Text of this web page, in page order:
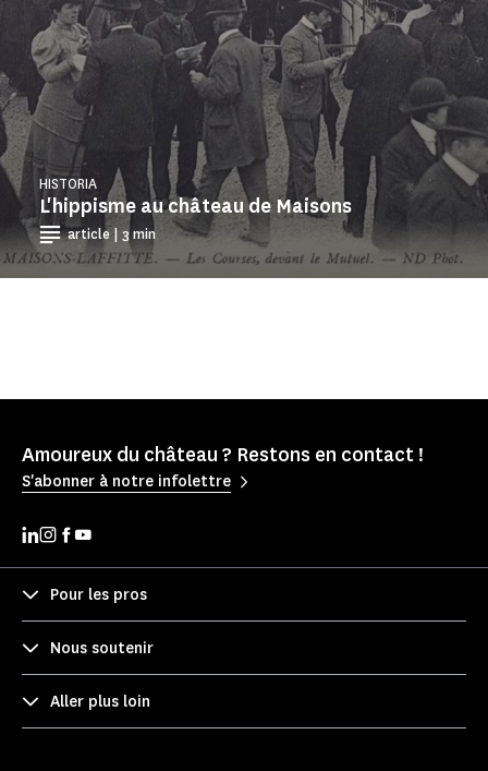
L'hippisme au château de Maisons
HISTORIA
article | 3 min
Amoureux du château ? Restons en contact !
S'abonner à notre infolettre
Pour les pros
Nous soutenir
Aller plus loin